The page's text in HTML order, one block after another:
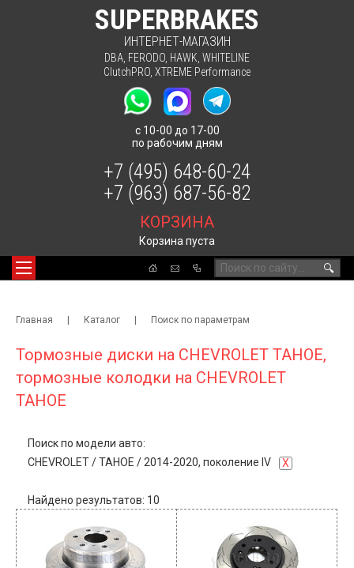
SUPERBRAKES
ИНТЕРНЕТ-МАГАЗИН
DBA FERODO HAWK WHITELINE
ClutchPRO XTREME Performance
с 10-00 до 17-00
по рабочим дням
🔍
КОРЗИНА
Корзина пуста
+7 (495) 648-60-24
+7 (963) 687-56-82
Главная | Каталог | Поиск по параметрам
Тормозные диски на CHEVROLET TAHOE,
тормозные колодки на CHEVROLET
TAHOE
Поиск по модели авто:
CHEVROLET/TAHOE / 2014-2020, поколение IV X
Найдено результатов: 10